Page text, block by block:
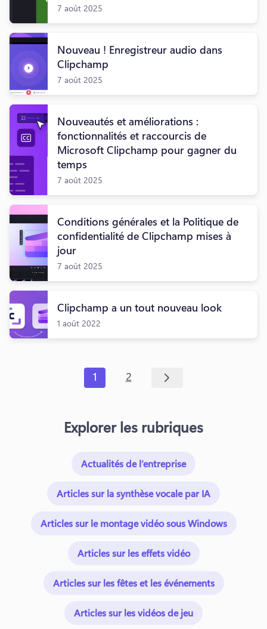
7 août 2025
Nouveau ! Enregistreur audio dans
Clipchamp
7 août 2025
Nouveautés et améliorations :
fonctionnalités et raccourcis de
Microsoft Clipchamp pour gagner du
temps
7 août 2025
Conditions générales et la Politique de
confidentialité de Clipchamp mises à
jour
7 août 2025
Clipchamp a un tout nouveau look
1 août 2022
1 2
Explorer les rubriques
Actualités de l’entreprise
Articles sur la synthèse vocale par IA
Articles sur le montage vidéo sous Windows
Articles sur les effets vidéo
Articles sur les fêtes et les événements
Articles sur les vidéos de jeu